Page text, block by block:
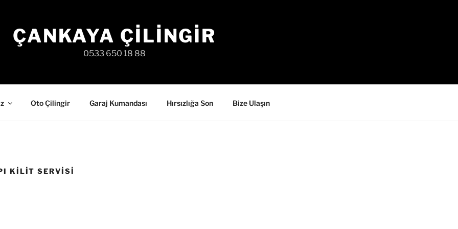
ÇANKAYA ÇILINGIR
0533 650 18 88
Oto Çilingir Garaj Kumandası Hırsızlığa Son Bize Ulaşın
KILIT SERVISI